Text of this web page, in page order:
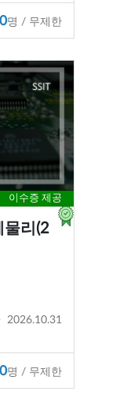
0명 / 무제한
이수증 제공
물리(2
2026.10.31
0명 / 무제한